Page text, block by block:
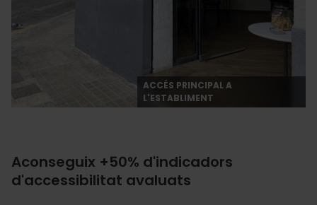
ACCÉS PRINCIPAL A
L'ESTABLIMENT
Aconseguix +50% d'indicadors
d'accessibilitat avaluats